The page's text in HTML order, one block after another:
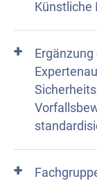
Künstliche